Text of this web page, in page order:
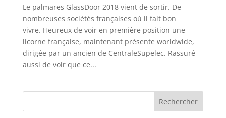
Le palmares GlassDoor 2018 vient de sortir. De
nombreuses sociétés françaises où il fait bon
vivre. Heureux de voir en première position une
licorne française, maintenant présente worldwide,
dirigée par un ancien de CentraleSupelec. Rassuré
aussi de voir que ce...
Rechercher